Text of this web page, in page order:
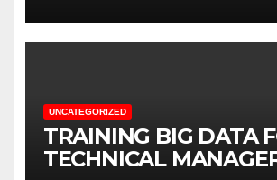
UNCATEGORIZED
TRAINING BIG DATA
TECHNICAL